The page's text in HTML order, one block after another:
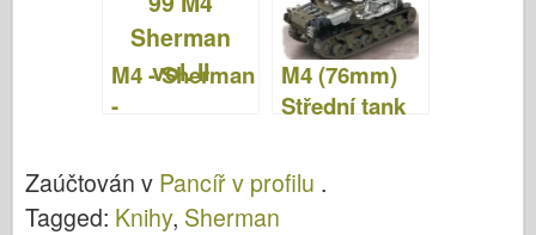
M4 - Sherman
-
o Militaria 099
M4 (76mm)
Střední tank
1943–65 –
NOVÝ
Zaúčtován v Pancíř v profilu .
Tagged: Knihy, Sherman